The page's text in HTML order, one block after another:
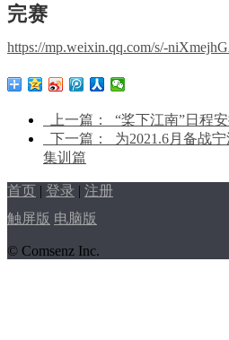
完赛
https://mp.weixin.qq.com/s/-
上一篇：
“桨下江南”日程
下一篇：
为2021.6月备战
集训篇
首页 | 登录 | 注册
触屏版 电脑版
© Comsenz Inc.